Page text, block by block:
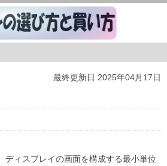
最終更新日 2025年04月17日
ディスプレイの画面を構成する最小単位